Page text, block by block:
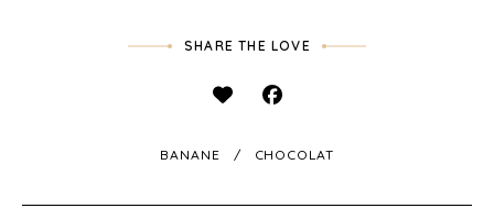
SHARE THE LOVE
BANANE CHOCOLAT